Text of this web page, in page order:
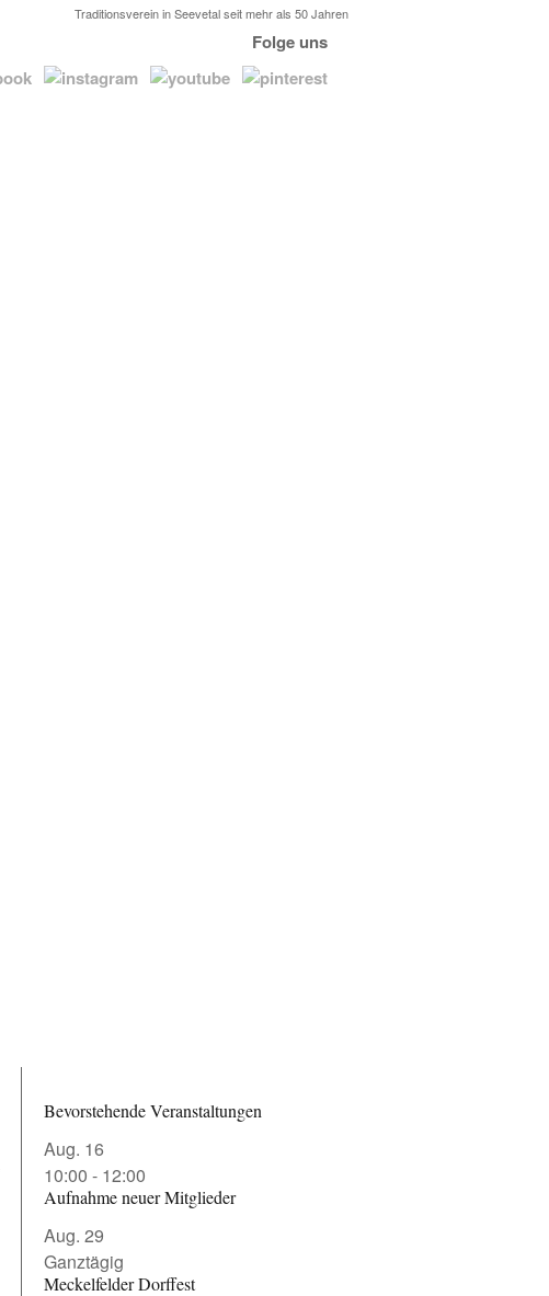
Traditionsverein in Seevetal seit mehr als 50 Jahren
Folge uns
Bevorstehende Veranstaltungen
Aug. 16
10:00 - 12:00
Aufnahme neuer Mitglieder
Aug. 29
Ganztägig
Meckelfelder Dorffest